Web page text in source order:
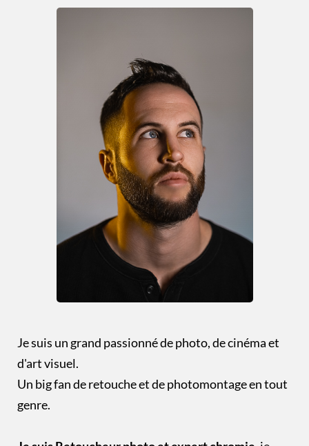
Je suis un grand passionné de photo, de cinéma et
d'art visuel.
Un big fan de retouche et de photomontage en tout
genre.